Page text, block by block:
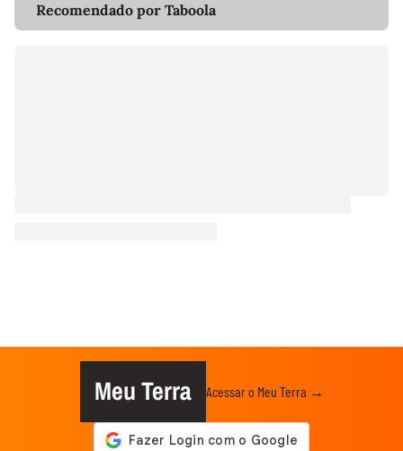
Recomendado por Taboola
Meu Terra Acessar o Meu Terra →